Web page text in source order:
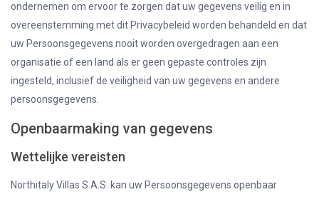
ondernemen om ervoor te zorgen dat uw gegevens veilig en in
overeenstemming met dit Privacybeleid worden behandeld en dat
uw Persoonsgegevens nooit worden overgedragen aan een
organisatie of een land als er geen gepaste controles zijn
ingesteld, inclusief de veiligheid van uw gegevens en andere
persoonsgegevens.
Openbaarmaking van gegevens
Wettelijke vereisten
Northitaly Villas S.A.S. kan uw Persoonsgegevens openbaar